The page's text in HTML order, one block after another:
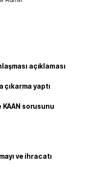
açıklaması
çıkarma yaptı
KAAN sorusunu
ve ihracatı